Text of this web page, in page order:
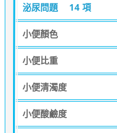
泌尿問題 14 項
小便顏色
小便比重
小便清濁度
小便酸鹼度